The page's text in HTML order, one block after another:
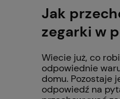
Jak
zegarki w
Wiecie już, co
odpowiednie
domu. Pozostaje
odpowiedź na